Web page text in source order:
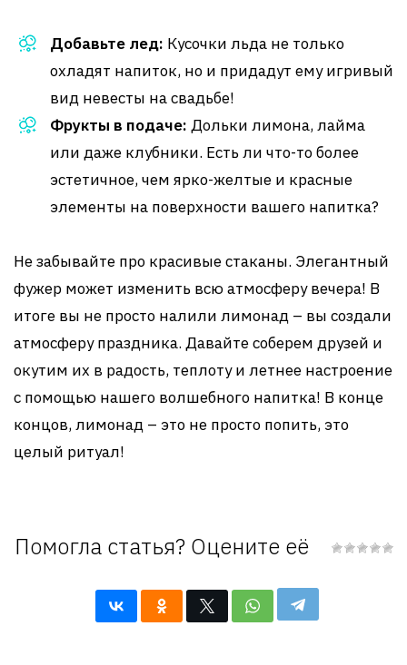
Добавьте лед: Кусочки льда не только
охладят напиток, но и придадут ему игривый
вид невесты на свадьбе!
Фрукты в подаче: Дольки лимона, лайма
или даже клубники. Есть ли что-то более
эстетичное, чем ярко-желтые и красные
элементы на поверхности вашего напитка?
Не забывайте про красивые стаканы. Элегантный
фужер может изменить всю атмосферу вечера! В
итоге вы не просто налили лимонад – вы создали
атмосферу праздника. Давайте соберем друзей и
окутим их в радость, теплоту и летнее настроение
с помощью нашего волшебного напитка! В конце
концов, лимонад – это не просто попить, это
целый ритуал!
Помогла статья? Оцените её